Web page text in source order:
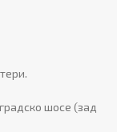
шосе (зад